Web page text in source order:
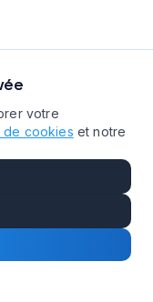
votre
de cookies et notre